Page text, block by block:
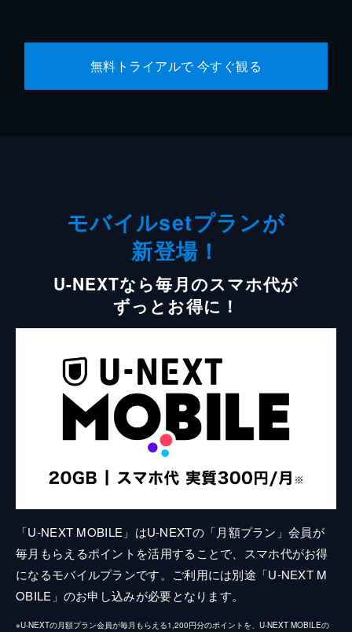
無料トライアルで 今すぐ観る
モバイルsetプランが
新登場！
U-NEXTなら毎月のスマホ代が
ずっとお得に！
「U-NEXT MOBILE」はU-NEXTの「月額プラン」会員が
毎月もらえるポイントを活用することで、スマホ代がお得
になるモバイルプランです。ご利用には別途「U-NEXT M
OBILE」のお申し込みが必要となります。
※U-NEXTの月額プラン会員が毎月もらえる1,200円分のポイントを、U-NEXT MOBILEの